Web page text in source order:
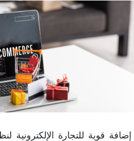
إضافة قوية للتجارة الإلكترونية